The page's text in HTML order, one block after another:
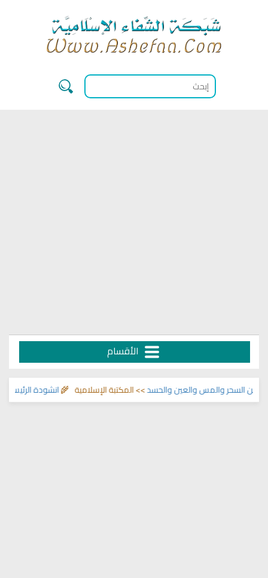
الأقسام
انشودة الرئيس احمد السحر والمس والعين والحسد>> المكتبة الإسلامية 🌾